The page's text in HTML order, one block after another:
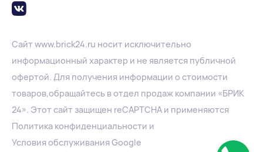
Сайт www.brick24.ru носит исключительно
информационный характер и не является публичной
офертой. Для получения информации о стоимости
товаров,обращайтесь в отдел продаж компании «БРИК
24». Этот сайт защищен reCAPTCHA и применяются
Политика конфиденциальности и
Условия обслуживания Google